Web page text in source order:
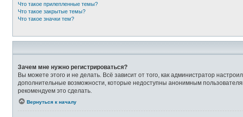
Что такое прилепленные темы?
Что такое закрытые темы?
Что такое значки тем?
Зачем мне нужно регистрироваться?
Вы можете этого и не делать. Всё зависит от того, как администратор
дополнительные возможности, которые недоступны анонимным
рекомендуем это сделать.
Вернуться к началу